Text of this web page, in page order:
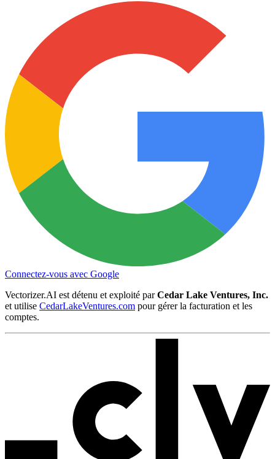
Connectez-vous avec Google
Vectorizer.AI est détenu et exploité parCedar Lake Ventures, Inc.
et utilise CedarLakeVentures.com pour gérer la facturation et les
comptes.